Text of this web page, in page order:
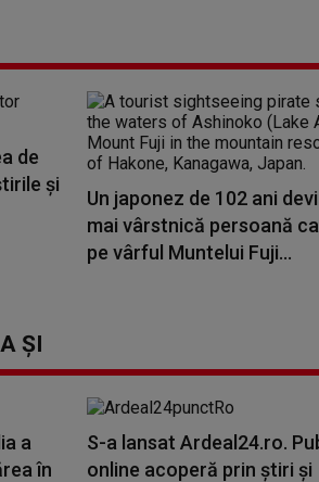
de
și
Un japonez de 102 ani
mai vârstnică persoană
pe vârful Muntelui Fuji...
ȘI
a
în
S-a lansat Ardeal24.ro.
online acoperă prin știri și